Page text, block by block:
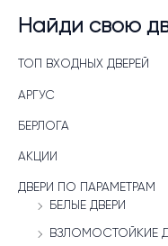
Найди свою
ТОП ВХОДНЫХ ДВЕРЕЙ
АРГУС
БЕРЛОГА
АКЦИИ
ДВЕРИ ПО ПАРАМЕТРАМ
БЕЛЫЕ ДВЕРИ
ВЗЛОМОСТОЙКИЕ